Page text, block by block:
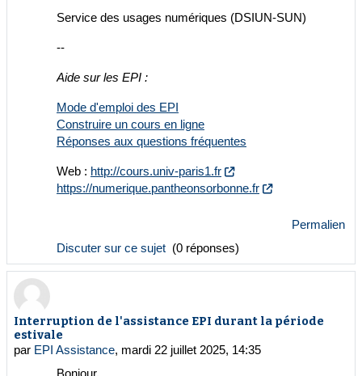
Service des usages numériques (DSIUN-SUN)
--
Aide sur les EPI :
Mode d'emploi des EPI
Construire un cours en ligne
Réponses aux questions fréquentes
Web : http://cours.univ-paris1.fr
https://numerique.pantheonsorbonne.fr
Permalien
Discuter sur ce sujet (0 réponses)
Interruption de l'assistance EPI durant la période
estivale
par EPI Assistance, mardi 22 juillet 2025, 14:35